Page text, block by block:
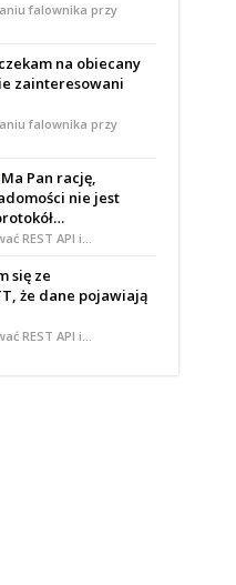
falownika przy
na obiecany
zainteresowani
falownika przy
Ma Pan rację,
nie jest
REST API i…
się ze
że dane pojawiają
REST API i…